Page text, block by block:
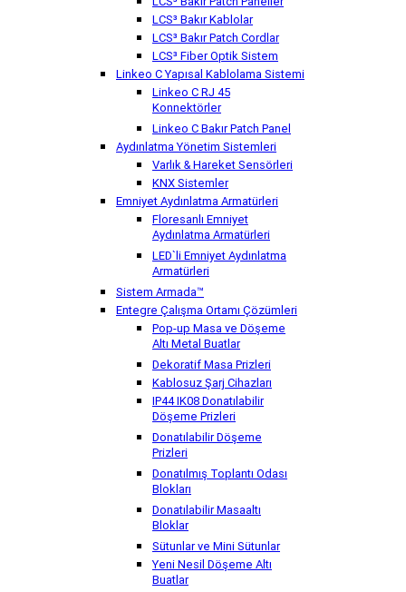
LCS³ Bakır Kablolar
LCS³ Bakır Patch Cordlar
LCS³ Fiber Optik Sistem
Linkeo C Yapısal Kablolama Sistemi
Linkeo C RJ 45
Konnektörler
Linkeo C Bakır Patch Panel
Aydınlatma Yönetim Sistemleri
Varlık & Hareket Sensörleri
KNX Sistemler
Emniyet Aydınlatma Armatürleri
Floresanlı Emniyet
Aydınlatma Armatürleri
LED`li Emniyet Aydınlatma
Armatürleri
Sistem Armada™
Entegre Çalışma Ortamı Çözümleri
Pop-up Masa ve Döşeme
Altı Metal Buatlar
Dekoratif Masa Prizleri
Kablosuz Şarj Cihazları
IP44 IK08 Donatılabilir
Döşeme Prizleri
Donatılabilir Döşeme
Prizleri
Donatılmış Toplantı Odası
Blokları
Donatılabilir Masaaltı
Bloklar
Sütunlar ve Mini Sütunlar
Yeni Nesil Döşeme Altı
Buatlar